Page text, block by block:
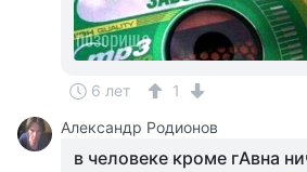
6 лет
1
Александр Родионов
в человеке кроме гАвна